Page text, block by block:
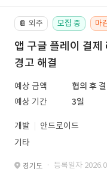
📔 외주 모집 중 마
앱 구글 플레이 결
경고 해결
예상 금액
협의 후
예상 기간
3일
개발
안드로이드
기타
경기도 · 등록일자